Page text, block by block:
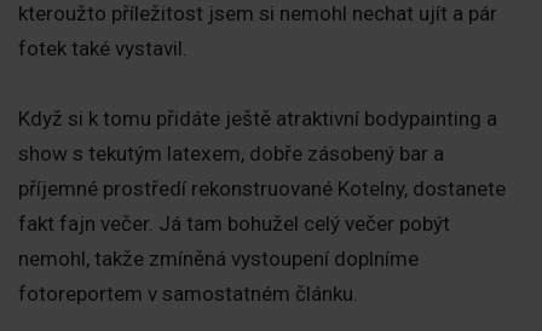
kteroužto příležitost jsem si nemohl nechat ujít a pár
fotek také vystavil.
Když si k tomu přidáte ještě atraktivní bodypainting a
show s tekutým latexem, dobře zásobený bar a
příjemné prostředí rekonstruované Kotelny, dostanete
fakt fajn večer. Já tam bohužel celý večer pobýt
nemohl, takže zmíněná vystoupení doplníme
fotoreportem v samostatném článku.